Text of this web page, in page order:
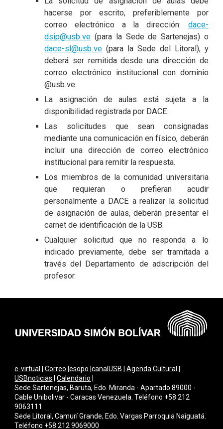
hacerse por escrito, preferiblemente por
correo electrónico a la dirección: dace-
dsip@usb.ve (para la Sede de Sartenejas) o
dace-sl@usb.ve (para la Sede del Litoral), y
deberá ser remitida desde una dirección de
correo electrónico institucional con dominio
@usb.ve.
La asignación de aulas está sujeta a la
disponibilidad registrada por DACE.
Las solicitudes que sean consignadas
mediante una comunicación en físico, deberán
incluir una dirección de correo electrónico
institucional para remitir la respuesta.
Los miembros de la comunidad universitaria
que requieran o prefieran acudir
personalmente a DACE a realizar la solicitud
de asignación de aulas, deberán presentar el
carnet de identificación de la USB.
Cualquier solicitud que no responda a lo
indicado previamente, debe ser tramitada a
través del Departamento de adscripción del
profesor.
e-virtual |Correo |esopo |canalUSB |Agenda Cultural
USBnoticias |Calendario
Sede Sartenejas, Baruta, Edo. Miranda - Apartado 89000 -
Cable Unibolivar - Caracas Venezuela. Teléfono +58 212
9063111
Sede Litoral, Camurí Grande, Edo. Vargas Parroquia Naiguatá.
Teléfono +58 212 9069000